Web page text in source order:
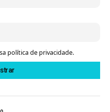
política de privacidade.